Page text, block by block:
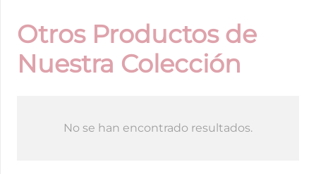
cantidad
Otros Productos de
Nuestra Colección
No se han encontrado resultados.